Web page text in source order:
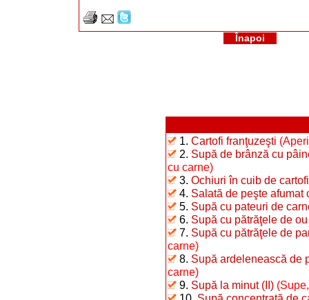
Înapoi
1. Cartofi franţuzeşti
2. Supă de brânză cu
cu carne)
3. Ochiuri în cuib de cartofi
4. Salată de peşte afumat
5. Supă cu pateuri de
6. Supă cu pătrăţele de ou
7. Supă cu pătrăţele de
carne)
8. Supă ardelenească de
carne)
9. Supă la minut (II)